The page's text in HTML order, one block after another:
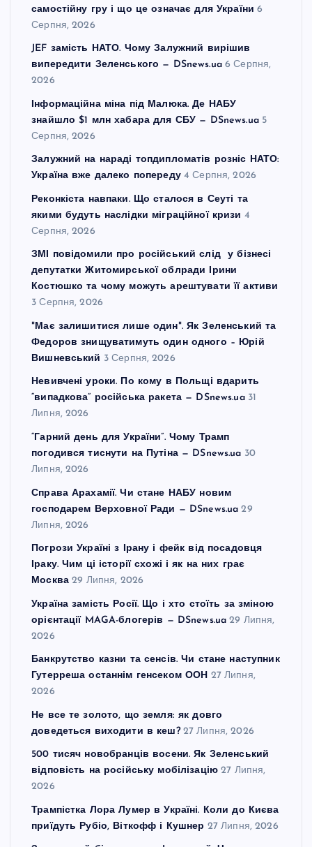
самостійну гру і що це означає для України 6
Серпня, 2026
JEF замість НАТО. Чому Залужний вирішив
випередити Зеленського — DSnews.ua 6 Серпня,
2026
Інформаційна міна під Малюка. Де НАБУ
знайшло $1 млн хабара для СБУ — DSnews.ua 5
Серпня, 2026
Залужний на нараді топдипломатів розніс НАТО:
Україна вже далеко попереду 4 Серпня, 2026
Реконкіста навпаки. Що сталося в Сеуті та
якими будуть наслідки міграційної кризи 4
Серпня, 2026
ЗМІ повідомили про російський слід у бізнесі
депутатки Житомирської облради Ірини
Костюшко та чому можуть арештувати її активи
3 Серпня, 2026
"Має залишитися лише один". Як Зеленський та
Федоров знищуватимуть один одного – Юрій
Вишневський 3 Серпня, 2026
Невивчені уроки. По кому в Польщі вдарить
“випадкова” російська ракета — DSnews.ua 31
Липня, 2026
“Гарний день для України”. Чому Трамп
погодився тиснути на Путіна — DSnews.ua 30
Липня, 2026
Справа Арахамії. Чи стане НАБУ новим
господарем Верховної Ради — DSnews.ua 29
Липня, 2026
Погрози Україні з Ірану і фейк від посадовця
Іраку. Чим ці історії схожі і як на них грає
Москва 29 Липня, 2026
Україна замість Росії. Що і хто стоїть за зміною
орієнтації MAGA-блогерів — DSnews.ua 29 Липня,
2026
Банкрутство казни та сенсів. Чи стане наступник
Гутерреша останнім генсеком ООН 27 Липня,
2026
Не все те золото, що земля: як довго
доведеться виходити в кеш? 27 Липня, 2026
500 тисяч новобранців восени. Як Зеленський
відповість на російську мобілізацію 27 Липня,
2026
Трампістка Лора Лумер в Україні. Коли до Києва
приїдуть Рубіо, Віткофф і Кушнер 27 Липня, 2026